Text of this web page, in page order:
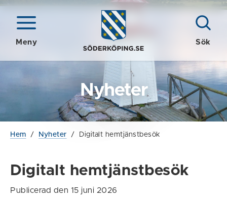
Meny Sök
Nyheter
Hem / Nyheter / Digitalt hemtjänstbesök
Digitalt hemtjänstbesök
Publicerad den 15 juni 2026